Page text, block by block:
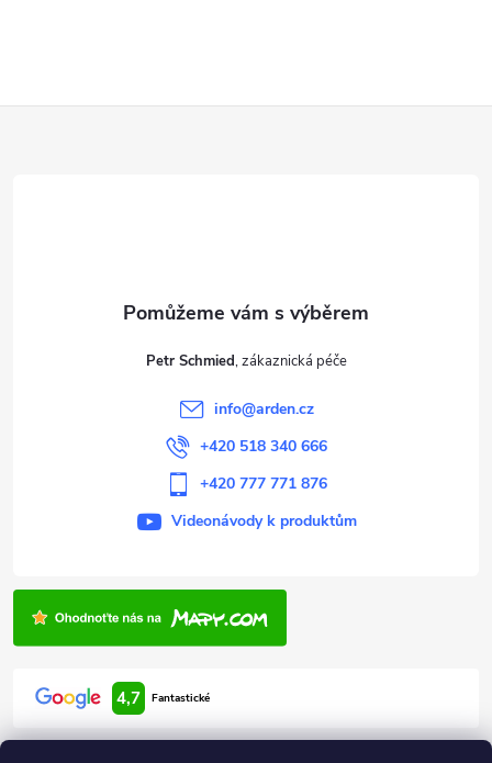
Petr Schmied
info@arden.cz
+420 518 340 666
+420 777 771 876
Videonávody k produktům
4,7 Fantastické